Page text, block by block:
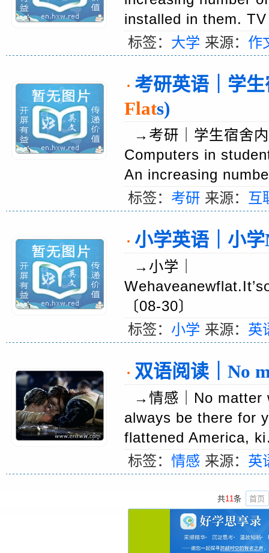
installed in them.
标签： 大学 来源： 作
· 考研英语｜学
Flats)
→考研｜学生宿舍
Computers in
An increasing
标签： 考研 来源： 互
· 小学英语｜小
→小学｜
〔08-30〕
标签： 小学 来源： 英
· 双语阅读｜No
→情感｜No matter
always be there for
flattened America,
标签：情感 来源： 英
共11条 首页